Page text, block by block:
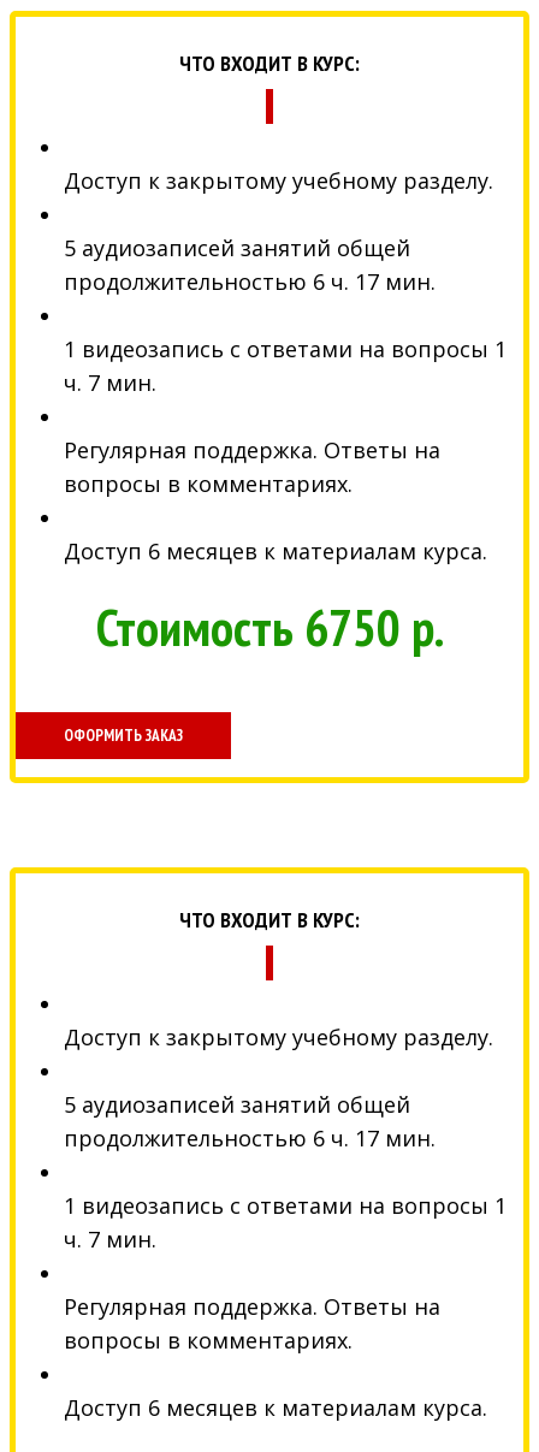
ЧТО ВХОДИТ В КУРС:
Доступ к закрытому учебному разделу.
5 аудиозаписей занятий общей
продолжительностью 6 ч. 17 мин.
1 видеозапись с ответами на вопросы 1
ч. 7 мин.
Регулярная поддержка. Ответы на
вопросы в комментариях.
Доступ 6 месяцев к материалам курса.
Стоимость 6750 р.
ОФОРМИТЬ ЗАКАЗ
ЧТО ВХОДИТ В КУРС:
Доступ к закрытому учебному разделу.
5 аудиозаписей занятий общей
продолжительностью 6 ч. 17 мин.
1 видеозапись с ответами на вопросы 1
ч. 7 мин.
Регулярная поддержка. Ответы на
вопросы в комментариях.
Доступ 6 месяцев к материалам курса.